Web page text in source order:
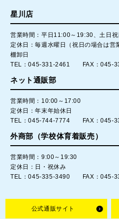
星川店
営業時間：平日11:00～19:30、土日
定休日：毎週水曜日（祝日の場合は営
棚卸日
TEL：045-331-2461 FAX：045-
ネット通販部
営業時間：10:00～17:00
定休日：年末年始休日
TEL：045-744-7774 FAX：045-
外商部（学校体育着販売）
営業時間：9:00～19:30
定休日：日・祝休み
TEL：045-335-3490 FAX：045-
公式通販サイト